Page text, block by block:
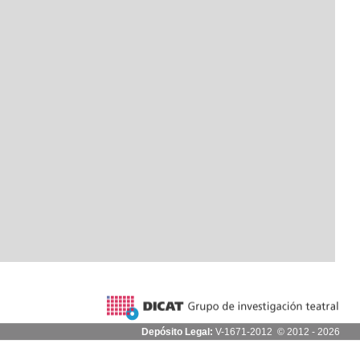
Depósito Legal: V-1671-2012 © 2012 - 2026